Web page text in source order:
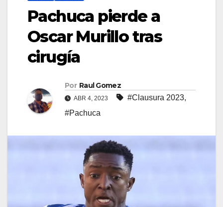
Pachuca pierde a
Oscar Murillo tras
cirugía
Por Raul Gomez
ABR 4, 2023 #Clausura 2023,
#Pachuca